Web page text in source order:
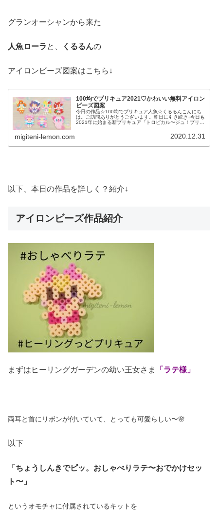
グランオーシャンから来た
人魚ローラ と、 くるるんの
アイロンビーズ図案はこちら↓
100均でプリキュア2021♡かわいい無料アイロン
ビーズ図案
今日の作品☆100均でプリキュア人魚☆くるるんこんにち
は。ご訪問ありがとうございます。昨日に引き続き↓今日も
2021年に始まる新プリキュア「トロピカル〜ジュ！プリキ
migiteni-lemon.com 2020.12.31
以下、本日の作品を詳しく？紹介↓
アイロンビーズ作品紹介
まずはヒーリングガーデンの幼い王女さま 「ラテ様」
両耳と首にリボンが付いていて、とっても可愛らしい〜🌸
以下
「ちょうしんきでピッ。 おしゃべりラテ〜おでかけセッ
ト〜」
というオモチャに付属されているキットを